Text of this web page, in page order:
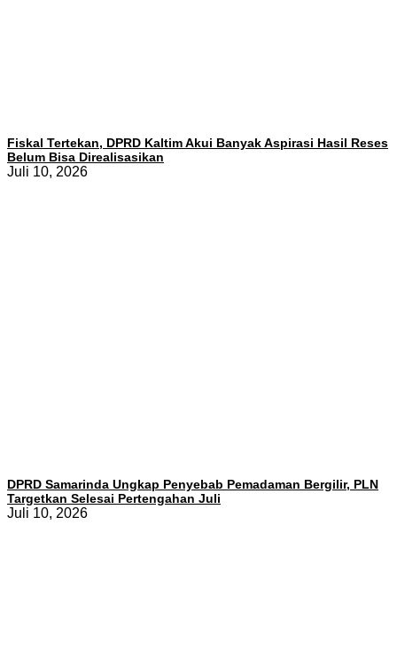
Fiskal Tertekan, DPRD Kaltim Akui Banyak Aspirasi Hasil Reses
Belum Bisa Direalisasikan
Juli 10, 2026
DPRD Samarinda Ungkap Penyebab Pemadaman Bergilir, PLN
Targetkan Selesai Pertengahan Juli
Juli 10, 2026